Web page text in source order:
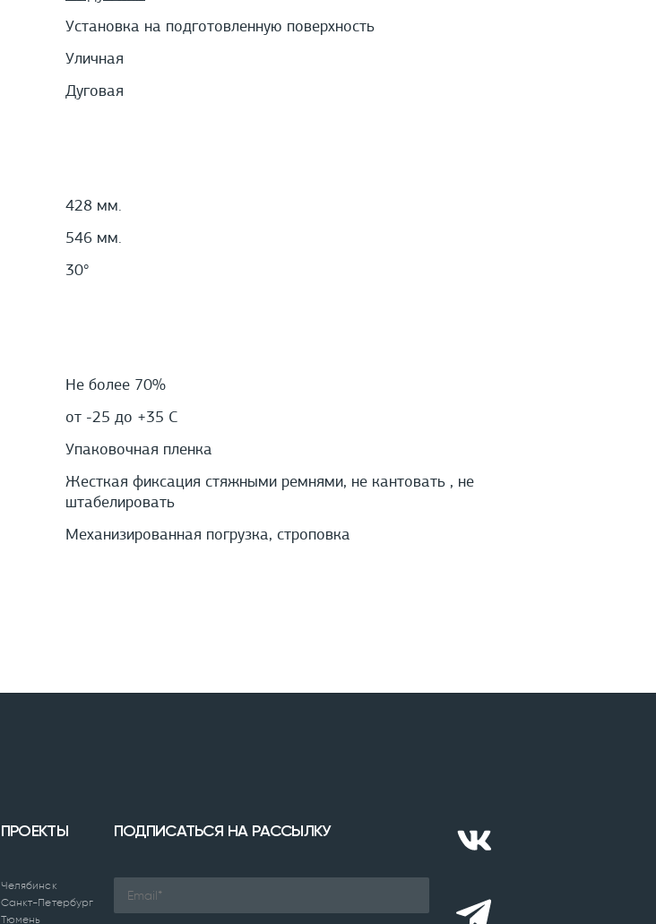
Установка на подготовленную поверхность
Уличная
Дуговая
428 мм.
546 мм.
30°
Не более 70%
от -25 до +35 С
Упаковочная пленка
Жесткая фиксация стяжными ремнями, не кантовать , не
штабелировать
Механизированная погрузка, строповка
ПРОЕКТЫ
Челябинск
Санкт-Петербург
Тюмень
ПОДПИСАТЬСЯ НА РАССЫЛКУ